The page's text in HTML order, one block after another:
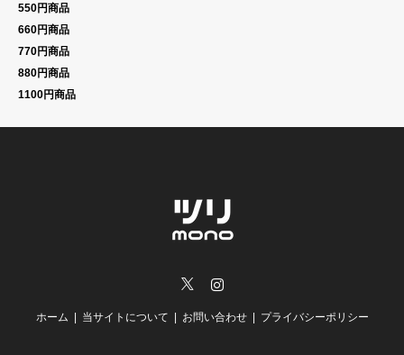
550円商品
660円商品
770円商品
880円商品
1100円商品
ホーム 当サイトについて お問い合わせ プライバシーポリシー